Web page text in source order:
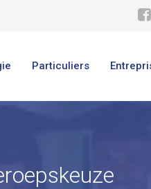
Particuliers